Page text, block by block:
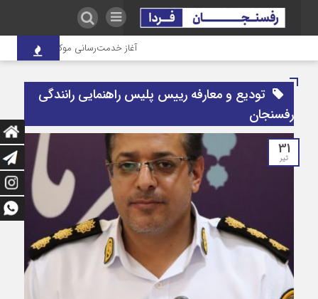
آغاز خدمت‌رسانی موکب درمانی
تودیع و معارفه رییس پلیس راهنمایی رانندگی
رفسنجان
31
تیر